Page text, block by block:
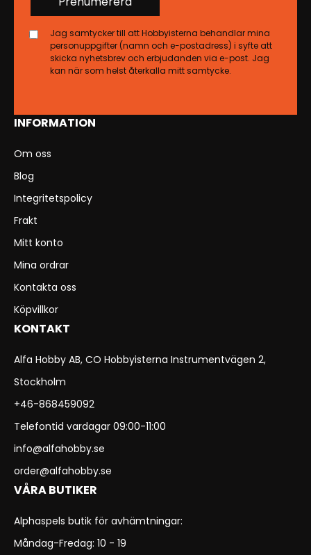
INFORMATION
Om oss
Blog
Integritetspolicy
Frakt
Mitt konto
Mina ordrar
Kontakta oss
Köpvillkor
KONTAKT
Alfa Hobby AB, CO Hobbyisterna Instrumentvägen 2,
Stockholm
+46-868459092
Telefontid vardagar 09:00-11:00
info@alfahobby.se
order@alfahobby.se
VÅRA BUTIKER
Alphaspels butik för avhämtningar:
Måndag-Fredag: 10 - 19
Jag samtycker till att Hobbyisterna behandlar mina
personuppgifter (namn och e-postadress) i syfte att
skicka nyhetsbrev och erbjudanden via e-post. Jag
kan när som helst återkalla mitt samtycke.